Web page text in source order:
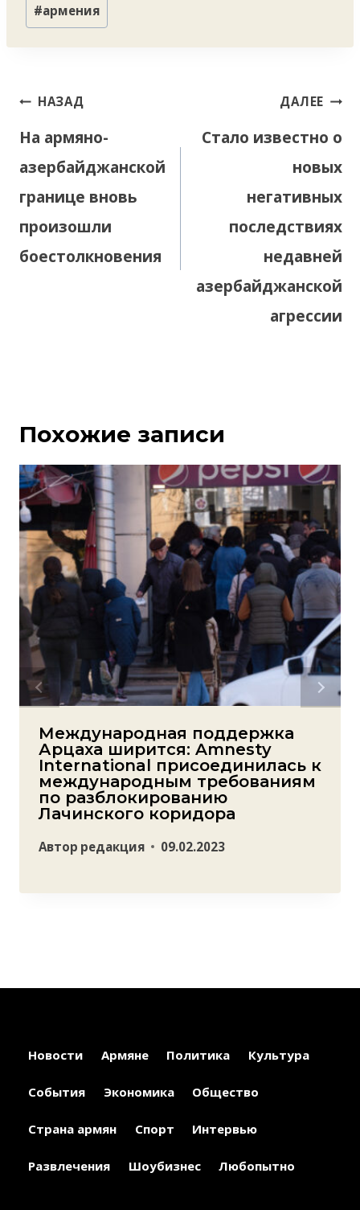
#армения
Навигация
записям
НАЗАД
На армяно-
азербайджанской
границе вновь
произошли
боестолкновения
ДАЛЕЕ
Стало известно о
новых
негативных
последствиях
недавней
азербайджанской
агрессии
Похожие записи
Международная поддержка
Арцаха ширится: Amnesty
International присоединилась к
международным требованиям
по разблокированию
Лачинского коридора
Автор редакция 09.02.2023
Новости Армяне Политика Культура
События Экономика Общество
Страна армян Спорт Интервью
Развлечения Шоубизнес Любопытно